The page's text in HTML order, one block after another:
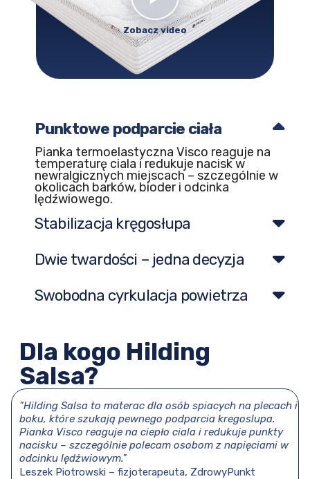
Punktowe podparcie ciała
Pianka termoelastyczna Visco reaguje na
temperaturę ciala i redukuje nacisk w
newralgicznych miejscach – szczególnie w
okolicach barków, bioder i odcinka
lędźwiowego.
Stabilizacja kręgosłupa
Dwie twardości – jedna decyzja
Swobodna cyrkulacja powietrza
Dla kogo Hilding
Salsa?
"Hilding Salsa to materac dla osób spiacych na plecach i
boku, które szukają pewnego podparcia kregoslupa.
Pianka Visco reaguje na ciepło ciala i redukuje punkty
nacisku – szczególnie polecam osobom z napięciami w
odcinku lędżwiowym."
Leszek Piotrowski – fizjoterapeuta, ZdrowyPunkt